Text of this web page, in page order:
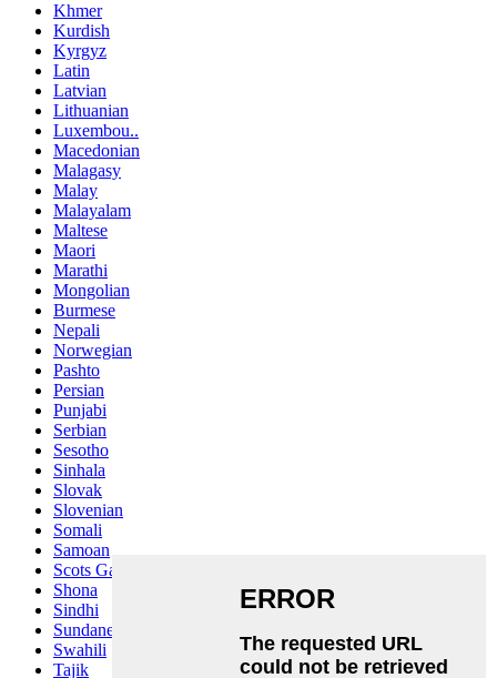
Khmer
Kurdish
Kyrgyz
Latin
Latvian
Lithuanian
Luxembou..
Macedonian
Malagasy
Malay
Malayalam
Maltese
Maori
Marathi
Mongolian
Burmese
Nepali
Norwegian
Pashto
Persian
Punjabi
Serbian
Sesotho
Sinhala
Slovak
Slovenian
Somali
Samoan
Scots Gaelic
Shona
Sindhi
Sundanese
Swahili
Tajik